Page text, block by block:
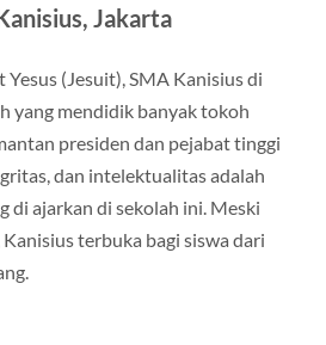
Jakarta
Yesus (Jesuit), SMA Kanisius di
yang mendidik banyak tokoh
presiden dan pejabat tinggi
dan intelektualitas adalah
di ajarkan di sekolah ini. Meski
terbuka bagi siswa dari